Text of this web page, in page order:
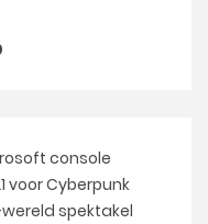
console
voor Cyberpunk
spektakel